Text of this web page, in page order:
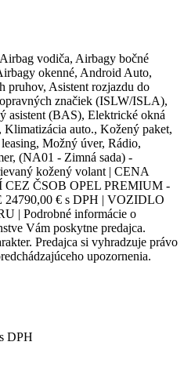
vodiča, Airbagy bočné
okenné, Android Auto,
pruhov, Asistent rozjazdu do
značiek (ISLW/ISLA),
asistent (BAS), Elektrické okná
auto., Kožený paket,
Možný úver, Rádio,
(NA01 - Zimná sada) -
kožený volant | CENA
ČSOB OPEL PREMIUM -
€ s DPH | VOZIDLO
| Podrobné informácie o
Vám poskytne predajca.
Predajca si vyhradzuje právo
upozornenia.
DPH